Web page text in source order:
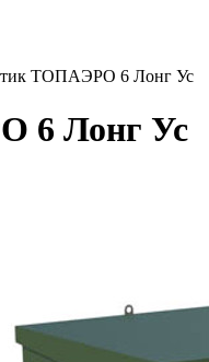
ТОПАЭРО 6 Лонг Ус
6 Лонг Ус